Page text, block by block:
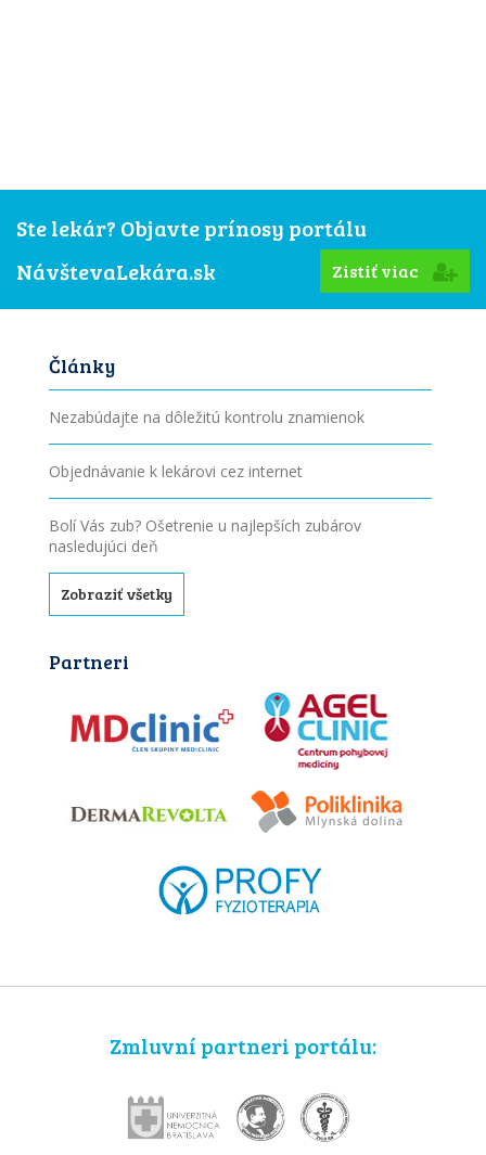
Ste lekár? Objavte prínosy portálu
NávštevaLekára.sk
Zistiť viac
Články
Nezabúdajte na dôležitú kontrolu znamienok
Objednávanie k lekárovi cez internet
Bolí Vás zub? Ošetrenie u najlepších zubárov
nasledujúci deň
Zobraziť všetky
Partneri
Zmluvní partneri portálu: